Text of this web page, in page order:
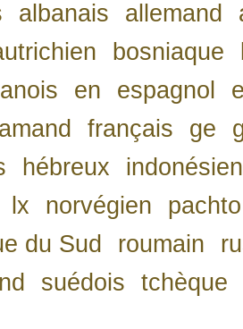
albanais allemand
bosniaque
en espagnol
français ge
hébreux
indonésien
lx norvégien
pachto
du Sud
roumain
suédois tchèque